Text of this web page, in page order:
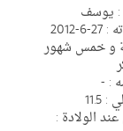
: يوسف
و خمس شهور
: -
الولادة :